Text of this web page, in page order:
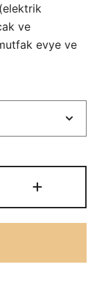
ve
evye ve
+